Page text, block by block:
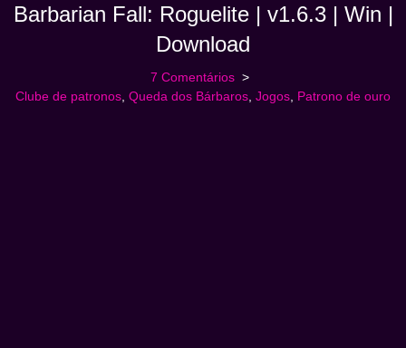
Barbarian Fall: Roguelite | v1.6.3 | Win |
Download
7 Comentários
Clube de patronos Queda dos Bárbaros Jogos Patrono de ouro